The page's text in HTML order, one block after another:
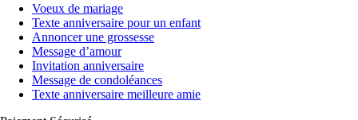
Voeux de mariage
Texte anniversaire pour un enfant
Annoncer une grossesse
Message d’amour
Invitation anniversaire
Message de condoléances
Texte anniversaire meilleure amie